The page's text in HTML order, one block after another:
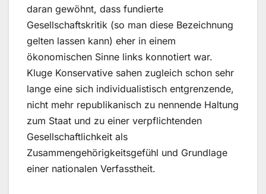
daran gewöhnt, dass fundierte
Gesellschaftskritik (so man diese Bezeichnung
gelten lassen kann) eher in einem
ökonomischen Sinne links konnotiert war.
Kluge Konservative sahen zugleich schon sehr
lange eine sich individualistisch entgrenzende,
nicht mehr republikanisch zu nennende Haltung
zum Staat und zu einer verpflichtenden
Gesellschaftlichkeit als
Zusammengehörigkeitsgefühl und Grundlage
einer nationalen Verfasstheit.